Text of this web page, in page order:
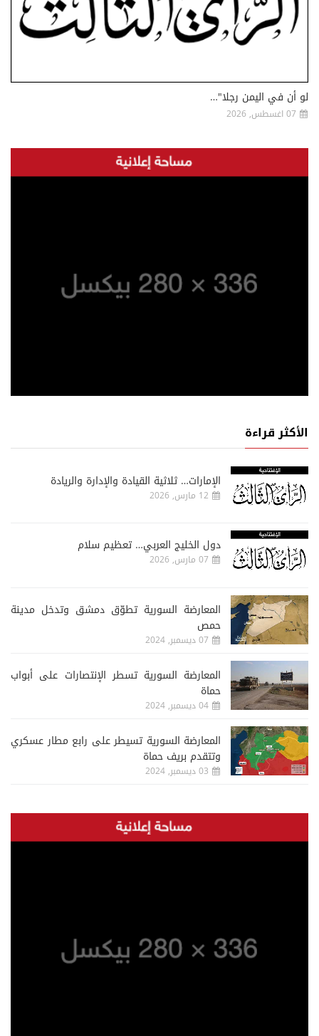
لو أن في اليمن رجلا"…
07 اغسطس, 2026
الأكثر قراءة
الإمارات… ثلاثية القيادة والإدارة والريادة
12 مارس, 2026
دول الخليج العربي… تعظيم سلام
07 مارس, 2026
المعارضة السورية تطوّق دمشق وتدخل مدينة
حمص
07 ديسمبر, 2024
المعارضة السورية تسطر الإنتصارات على أبواب
حماة
04 ديسمبر, 2024
المعارضة السورية تسيطر على رابع مطار عسكري
وتتقدم بريف حماة
03 ديسمبر, 2024